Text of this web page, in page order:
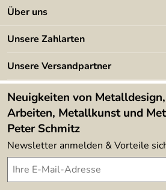
Kontakt
Kundeninformationen
Newsletter
Lieferbedingungen
Über uns
Angebote
Kundenbewertungen (394)
4,9/5
Unsere Zahlarten
Unsere Versandpartner
Neuigkeiten von
Arbeiten, Metallkunst und
Peter Schmitz
Newsletter anmelden & Vorteile